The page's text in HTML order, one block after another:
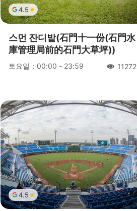
4.5
스먼 잔디밭(石門十一份(石門水
庫管理局前的石門大草坪))
토요일：00:00 - 23:59 人氣11272
4.5